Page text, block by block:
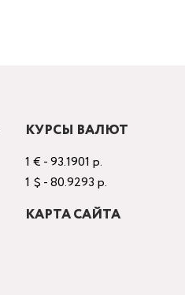
КУРСЫ ВАЛЮТ
1 € - 93.1901 р.
1 $ - 80.9293 р.
КАРТА САЙТА